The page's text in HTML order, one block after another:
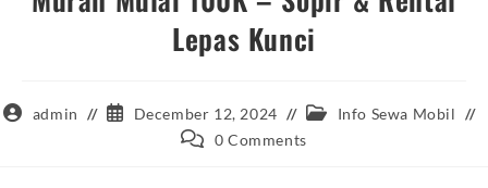
Lepas Kunci
Postadmin
Post
published:
December 12, 2024
Post Info Sewa Mobil
Post 0 Comments